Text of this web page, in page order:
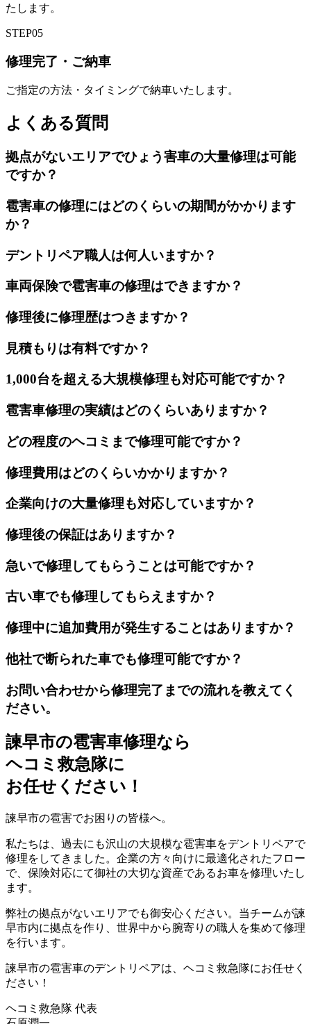
たします。
STEP05
修理完了・ご納車
ご指定の方法・タイミングで納車いたします。
よくある質問
拠点がないエリアでひょう害車の大量修理は可能
ですか？
雹害車の修理にはどのくらいの期間がかかります
か？
デントリペア職人は何人いますか？
車両保険で雹害車の修理はできますか？
修理後に修理歴はつきますか？
見積もりは有料ですか？
1,000台を超える大規模修理も対応可能ですか？
雹害車修理の実績はどのくらいありますか？
どの程度のヘコミまで修理可能ですか？
修理費用はどのくらいかかりますか？
企業向けの大量修理も対応していますか？
修理後の保証はありますか？
急いで修理してもらうことは可能ですか？
古い車でも修理してもらえますか？
修理中に追加費用が発生することはありますか？
他社で断られた車でも修理可能ですか？
お問い合わせから修理完了までの流れを教えてく
ださい。
諫早市の雹害車修理なら
ヘコミ救急隊に
お任せください！
諫早市の雹害でお困りの皆様へ。
私たちは、過去にも沢山の大規模な雹害車をデントリペアで
修理をしてきました。企業の方々向けに最適化されたフロー
で、保険対応にて御社の大切な資産であるお車を修理いたし
ます。
弊社の拠点がないエリアでも御安心ください。当チームが諫
早市内に拠点を作り、世界中から腕寄りの職人を集めて修理
を行います。
諫早市の雹害車のデントリペアは、ヘコミ救急隊にお任せく
ださい！
ヘコミ救急隊 代表